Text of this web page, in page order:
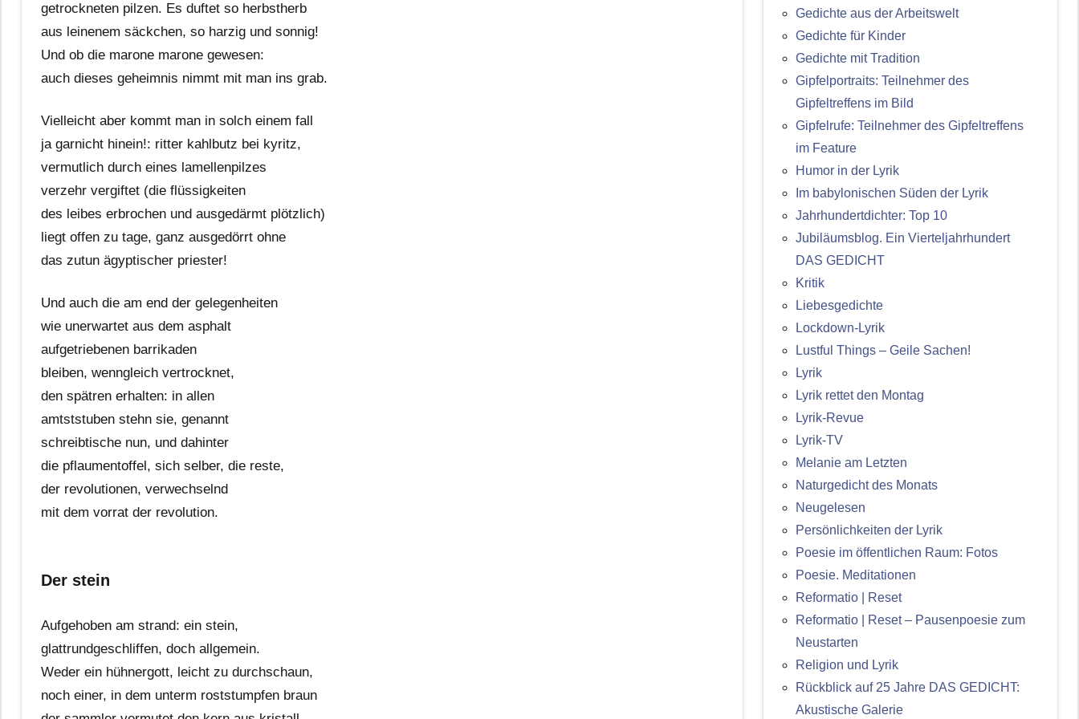
getrockneten pilzen. Es duftet so herbstherb
aus leinenem säckchen, so harzig und sonnig!
Und ob die marone marone gewesen:
auch dieses geheimnis nimmt mit man ins grab.
Vielleicht aber kommt man in solch einem fall
ja garnicht hinein!: ritter kahlbutz bei kyritz,
vermutlich durch eines lamellenpilzes
verzehr vergiftet (die flüssigkeiten
des leibes erbrochen und ausgedärmt plötzlich)
liegt offen zu tage, ganz ausgedörrt ohne
das zutun ägyptischer priester!
Und auch die am end der gelegenheiten
wie unerwartet aus dem asphalt
aufgetriebenen barrikaden
bleiben, wenngleich vertrocknet,
den spätren erhalten: in allen
amtststuben stehn sie, genannt
schreibtische nun, und dahinter
die pflaumentoffel, sich selber, die reste,
der revolutionen, verwechselnd
mit dem vorrat der revolution.
Der stein
Aufgehoben am strand: ein stein,
glattrundgeschliffen, doch allgemein.
Weder ein hühnergott, leicht zu durchschaun,
noch einer, in dem unterm roststumpfen braun
Gedichte aus der Arbeitswelt
Gedichte für Kinder
Gedichte mit Tradition
Gipfelportraits: Teilnehmer des
Gipfeltreffens im Bild
Gipfelrufe: Teilnehmer des Gipfeltreffens
im Feature
Humor in der Lyrik
Im babylonischen Süden der Lyrik
Jahrhundertdichter: Top 10
Jubiläumsblog. Ein Vierteljahrhundert
DAS GEDICHT
Kritik
Liebesgedichte
Lockdown-Lyrik
Lustful Things – Geile Sachen!
Lyrik
Lyrik rettet den Montag
Lyrik-Revue
Lyrik-TV
Melanie am Letzten
Naturgedicht des Monats
Neugelesen
Persönlichkeiten der Lyrik
Poesie im öffentlichen Raum: Fotos
Poesie. Meditationen
Reformatio | Reset
Reformatio | Reset – Pausenpoesie zum
Neustarten
Religion und Lyrik
Rückblick auf 25 Jahre DAS GEDICHT:
Akustische Galerie